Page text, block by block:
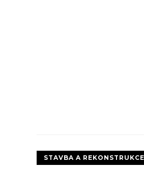
STAVBA A REKONSTRUKCE